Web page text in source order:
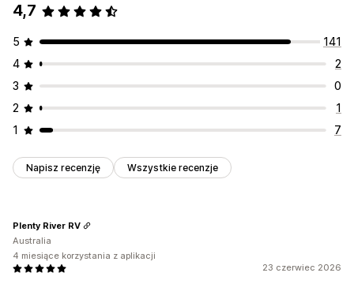
4,7
5
141
4
2
3
0
2
1
1
7
Napisz recenzję Wszystkie recenzje
23 czerwiec 2026
Plenty River RV
Australia
4 miesiące korzystania z aplikacji